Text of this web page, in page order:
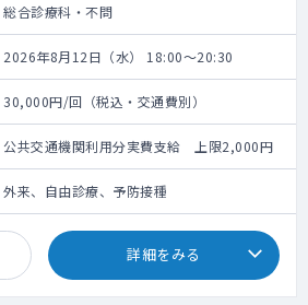
総合診療科・不問
2026年8月12日（水） 18:00～20:30
30,000円/回（税込・交通費別）
公共交通機関利用分実費支給 上限2,000円
外来、自由診療、予防接種
詳細をみる